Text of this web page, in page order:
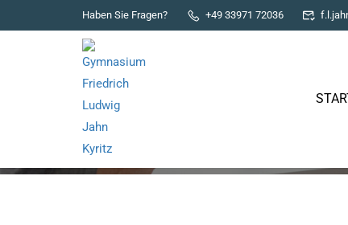
Haben Sie Fragen? +49 33971 72036
Literaturblog